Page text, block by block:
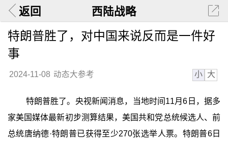
返回 西陆战略
特朗普胜了，对中国来说反而是一件好
事
2024-11-08 动态大参考 小 大
特朗普胜了。央视新闻消息，当地时间11月6日，据多
家美国媒体最新初步测算结果，美国共和党总统候选人、前
总统唐纳德·特朗普已获得至少270张选举人票。特朗普6日